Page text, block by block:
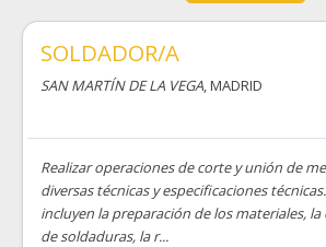
SOLDADOR/A
SAN MARTÍN DE LA VEGA, MADRID
Realizar operaciones de corte y unión de
diversas técnicas y especificaciones
incluyen la preparación de los materiales, la
de soldaduras, la r...